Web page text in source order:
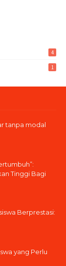
4
1
tanpa modal
Tinggi Bagi
Berprestasi:
yang Perlu